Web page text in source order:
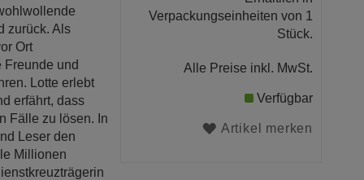
zurück. Als
Ort
Freunde und
Lotte erlebt
erfährt, dass
Fälle zu lösen. In
Leser den
Millionen
Verpackungseinheiten von 1
Stück.
Alle Preise inkl. MwSt.
Verfügbar
Artikel merken